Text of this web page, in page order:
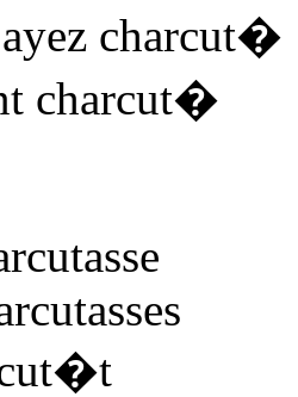
ayez charcut�
charcut�
asse
asses
�t